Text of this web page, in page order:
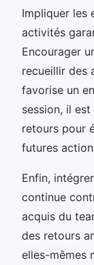
Impliquer les
activités
Encourager
recueillir des
favorise un
session, il
retours pour
futures
Enfin,
continue
acquis du
des retours
elles-mêmes